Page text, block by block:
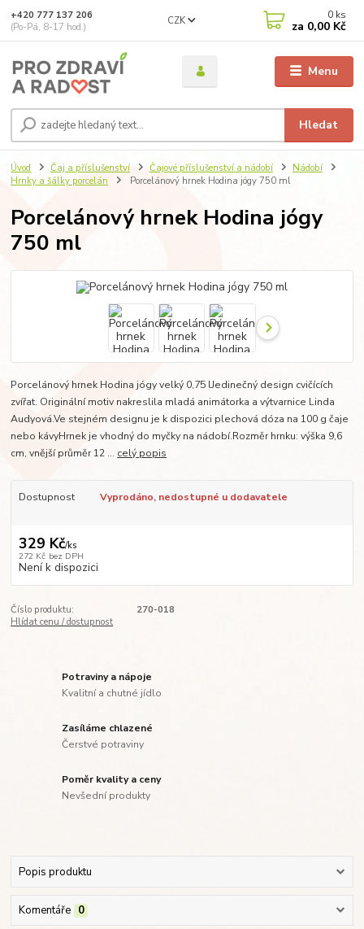
Menu
CZK
Hledat
+420 777 137 206
(Po-Pá, 8-17 hod.)
0 ks
za 0,00 Kč
Úvod Čaj a příslušenství Čajové příslušenství a nádobí
Nádobí
Hrnky a šálky porcelán
Porcelánový hrnek Hodina jógy 750 ml
Porcelánový hrnek Hodina jógy
750 ml
Porcelánový hrnek Hodina jógy velký 0,75 lJedinečný design cvičících
zvířat. Originální motiv nakreslila mladá animátorka a výtvarnice Linda
Audyová.Ve stejném designu je k dispozici plechová dóza na 100 g čaje
nebo kávyHrnek je vhodný do myčky na nádobí.Rozměr hrnku: výška 9,6
cm, vnější průměr 12 ... celý popis
Dostupnost Vyprodáno, nedostupné u dodavatele
329 Kč/ks
272 Kč bez DPH
Není k dispozici
Číslo produktu:
270-018
Hlídat cenu / dostupnost
Potraviny a nápoje
Kvalitní a chutné jídlo
Zasíláme chlazené
Čerstvé potraviny
Poměr kvality a ceny
Nevšední produkty
Popis produktu
Komentáře 0